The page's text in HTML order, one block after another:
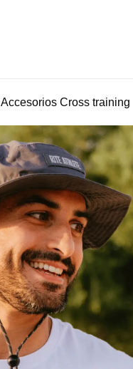
Accesorios Cross training